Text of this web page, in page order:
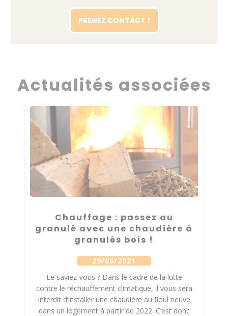
PRENEZ CONTACT !
Actualités associées
Chauffage : passez au
granulé avec une chaudière à
granulés bois !
29/06/2021
Le saviez-vous ? Dans le cadre de la lutte
contre le réchauffement climatique, il vous sera
interdit d’installer une chaudière au fioul neuve
dans un logement à partir de 2022. C’est donc